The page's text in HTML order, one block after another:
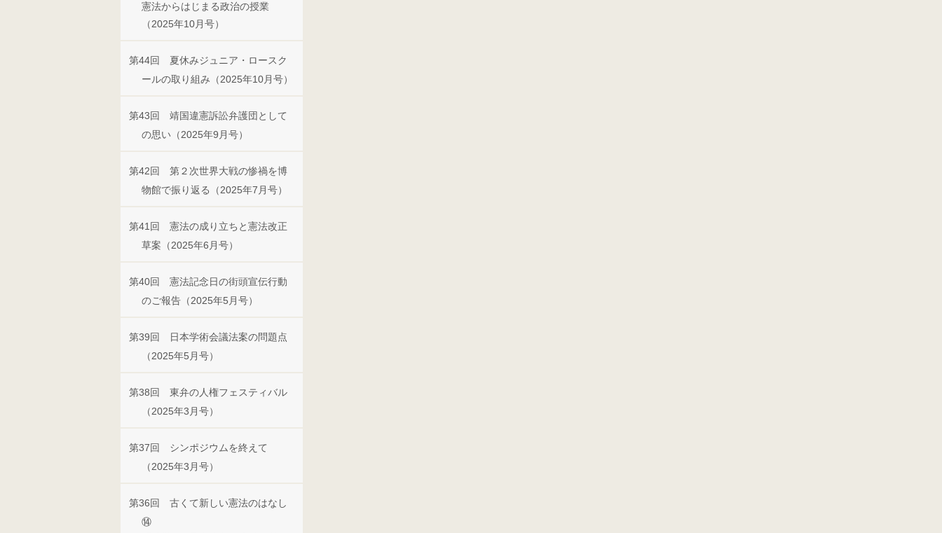
憲法からはじまる政治の授業
（2025年10月号）
第44回 夏休みジュニア・ロースク
ールの取り組み（2025年10月号）
第43回 靖国違憲訴訟弁護団として
の思い（2025年9月号）
第42回 第２次世界大戦の惨禍を博
物館で振り返る（2025年7月号）
第41回 憲法の成り立ちと憲法改正
草案（2025年6月号）
第40回 憲法記念日の街頭宣伝行動
のご報告（2025年5月号）
第39回 日本学術会議法案の問題点
（2025年5月号）
第38回 東弁の人権フェスティバル
（2025年3月号）
第37回 シンポジウムを終えて
（2025年3月号）
第36回 古くて新しい憲法のはなし
⑭